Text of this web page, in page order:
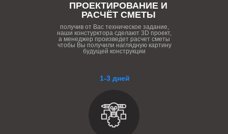
1-3 дней
ПРОЕКТИРОВАНИЕ И
РАСЧЁТ СМЕТЫ
получив от Вас техническое задание,
наши констурктора сделают 3D проект,
а менеджер произведет расчет сметы
чтобы Вы получили наглядную картину
будущей конструкции